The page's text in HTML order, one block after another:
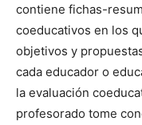
contiene fichas-
coeducativos en los
objetivos y
cada educador o
la evaluación
profesorado tome